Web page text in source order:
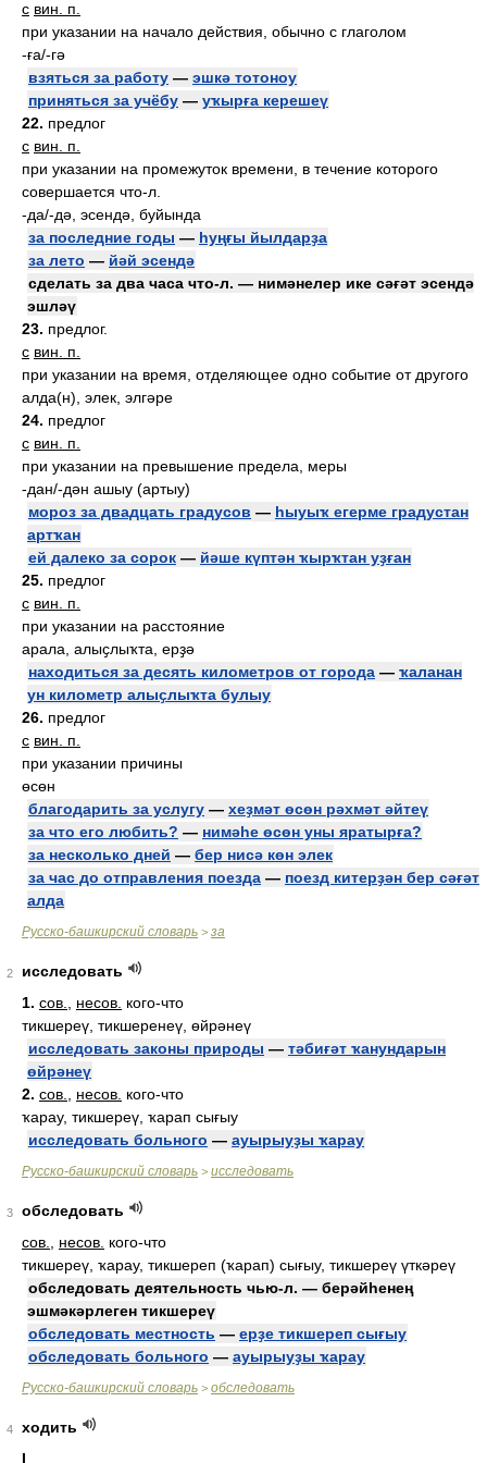
с вин. п.
при указании на начало действия, обычно с глаголом
-ға/-гә
взяться за работу — эшкә тотоноу
приняться за учёбу — уҡырға керешеү
22. предлог
с вин. п.
при указании на промежуток времени, в течение которого
совершается что-л.
-да/-дә, эсендә, буйында
за последние годы — һуңғы йылдарҙа
за лето — йәй эсендә
сделать за два часа что-л. — нимәнелер ике сәғәт эсендә
эшләү
23. предлог.
с вин. п.
при указании на время, отделяющее одно событие от другого
алда(н), элек, элгәре
24. предлог
с вин. п.
при указании на превышение предела, меры
-дан/-дән ашыу (артыу)
мороз за двадцать градусов — һыуыҡ егерме градустан
артҡан
ей далеко за сорок — йәше күптән ҡырҡтан уҙған
25. предлог
с вин. п.
при указании на расстояние
арала, алыҫлыҡта, ерҙә
находиться за десять километров от города — ҡаланан
ун километр алыҫлыҡта булыу
26. предлог
с вин. п.
при указании причины
өсөн
благодарить за услугу — хеҙмәт өсөн рәхмәт әйтеү
за что его любить? — нимәһе өсөн уны яратырға?
за несколько дней — бер нисә көн элек
за час до отправления поезда — поезд китерҙән бер сәғәт
алда
Русско-башкирский словарь > за
2
исследовать
1. сов. несов. кого-что
тикшереү, тикшеренеү, өйрәнеү
исследовать законы природы — тәбиғәт ҡанундарын
өйрәнеү
2. сов. несов. кого-что
ҡарау, тикшереү, ҡарап сығыу
исследовать больного — ауырыуҙы ҡарау
Русско-башкирский словарь > исследовать
3
обследовать
сов.
несов. кого-что
тикшереү, ҡарау, тикшереп (ҡарап) сығыу, тикшереү үткәреү
обследовать деятельность чью-л. — берәйһенең
эшмәкәрлеген тикшереү
обследовать местность — ерҙе тикшереп сығыу
обследовать больного — ауырыуҙы ҡарау
Русско-башкирский словарь > обследовать
4
ходить
I